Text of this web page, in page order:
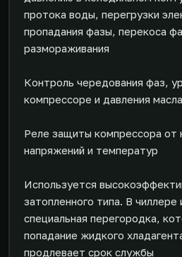
протока воды, перегрузки
пропадания фазы, перекоса
размораживания
Контроль чередования фаз,
компрессоре и давления масла
Реле защиты компрессора от
напряжений и температур
Используется
затопленного типа. В чиллере
специальная перегородка,
попадание жидкого
продлевает срок службы